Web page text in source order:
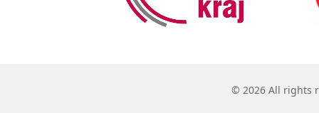
© 2026 All rights